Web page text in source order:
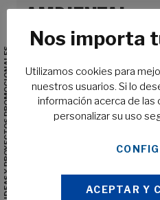
IDEAS Y PROYECTOS PROMOCIONALES
AMBIENTAL
Descarga nuestra
Gestión Ambiental
Nos importa
Utilizamos cookies para
nuestros usuarios. Si lo
información acerca de
personalizar su uso
ACEPTAR Y